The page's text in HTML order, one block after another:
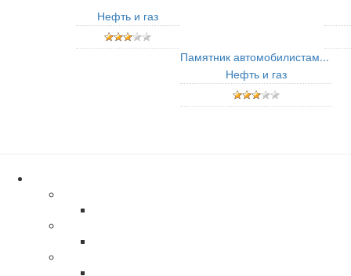
Нефть и газ
Памятник автомобилистам...
Нефть и газ